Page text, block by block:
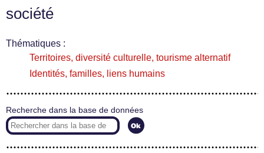
société
Thématiques :
Territoires, diversité culturelle, tourisme alternatif
Identités, familles, liens humains
Recherche dans la base de données